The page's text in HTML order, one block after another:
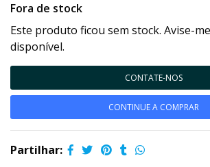
Fora de stock
Este produto ficou sem stock. Avise-
disponível.
CONTATE-NOS
CONTINUE A COMPRAR
Partilhar: